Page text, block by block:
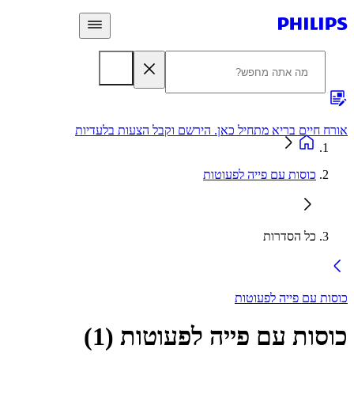
חיים בריא מתחיל כאן. הירשם וקבל הצעות בלעדיות
כוסות עם פייה לפעוטות
כל הסדרות
עם פייה לפעוטות
עם פייה לפעוטות(
1
)